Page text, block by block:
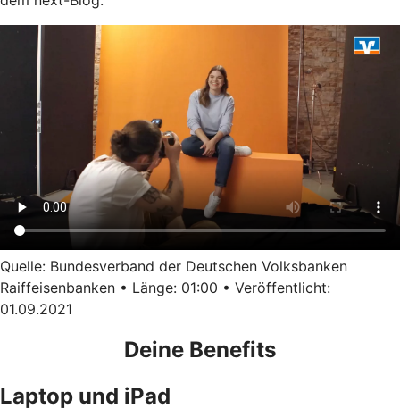
Quelle: Bundesverband der Deutschen Volksbanken
Raiffeisenbanken • Länge: 01:00 • Veröffentlicht:
01.09.2021
Deine Benefits
Laptop und iPad